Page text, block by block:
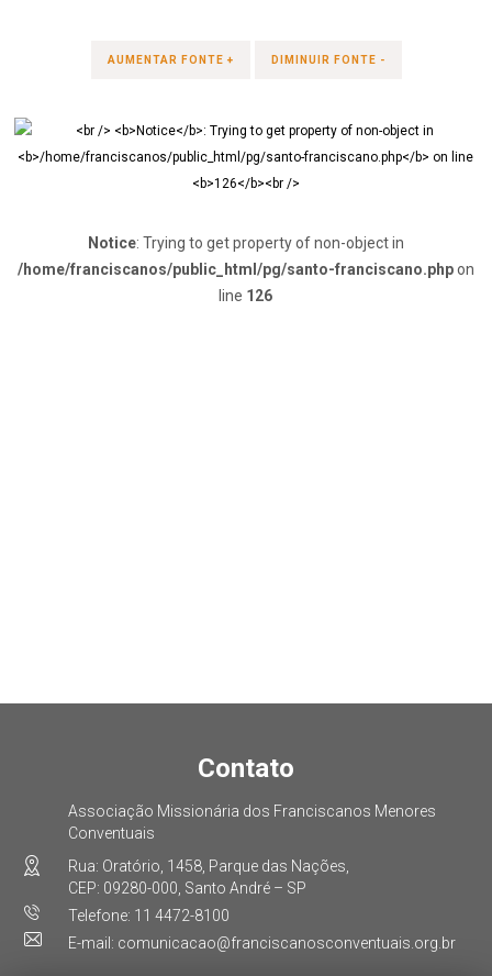
AUMENTAR FONTE + DIMINUIR FONTE -
Notice: Trying to get property of non-object in
/home/franciscanos/public_html/pg/santo-franciscano.phpon
line 126
Contato
Associação Missionária dos Franciscanos Menores
Conventuais
Rua: Oratório, 1458, Parque das Nações,
CEP: 09280-000, Santo André – SP
Telefone: 11 4472-8100
E-mail: comunicacao@franciscanosconventuais.org.br